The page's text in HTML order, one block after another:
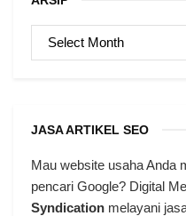
ARSIP
JASA ARTIKEL SEO
Mau website usaha Anda
pencari Google? Digital
Syndication melayani